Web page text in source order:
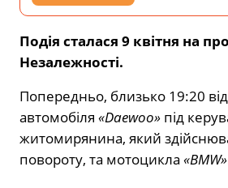
Подія сталася 9 квітня на
Незалежності.
Попередньо, близько 19:20
автомобіля «Daewoo» під
житомирянина, який
повороту, та мотоцикла «BMW»